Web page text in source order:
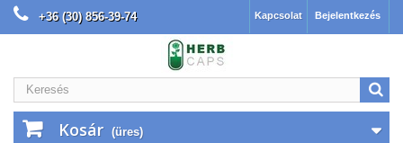
Bejelentkezés
Kapcsolat
+36 (30) 856-39-74 |INGYENES SZÁLLÍTÁS 30.000 Ft felett
Kosár (üres)